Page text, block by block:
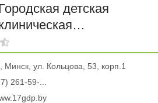
детская
№ 17
Минск, ул. Кольцова, 53, корп.1
261-59-...